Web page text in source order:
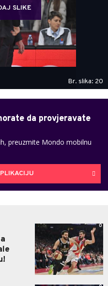
SLIKE
Br. slika: 20
da provjeravate
preuzmite Mondo mobilnu
0